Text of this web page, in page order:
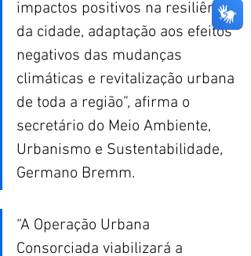
impactos positivos na resiliência
da cidade, adaptação aos efeitos
negativos das mudanças
climáticas e revitalização urbana
de toda a região”, afirma o
secretário do Meio Ambiente,
Urbanismo e Sustentabilidade,
Germano Bremm.
“A Operação Urbana
Consorciada viabilizará a